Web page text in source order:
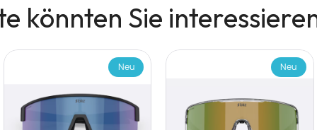
könnten Sie
Neu Neu